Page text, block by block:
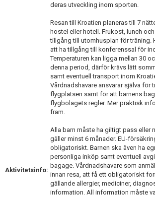
Aktivitetsinfo:
deras utveckling inom sporten.
Resan till Kroatien planeras till 7
hostel eller hotell. Frukost, lunch
tillgång till utomhusplan för träning.
att ha tillgång till konferenssal för
Temperaturen kan ligga mellan 30
denna period, därför krävs lätt
samt eventuell transport inom
Vårdnadshavare ansvarar själva för
flygplatsen samt för att barnens
flygbolagets regler. Mer praktisk
fram.
Alla barn måste ha giltigt pass eller
gäller minst 6 månader. EU-
obligatoriskt. Barnen ska även ha
personliga inköp samt eventuell
bagage. Vårdnadshavare som
innan resa, att få ett obligatoriskt
gällande allergier, mediciner,
information. All information måste